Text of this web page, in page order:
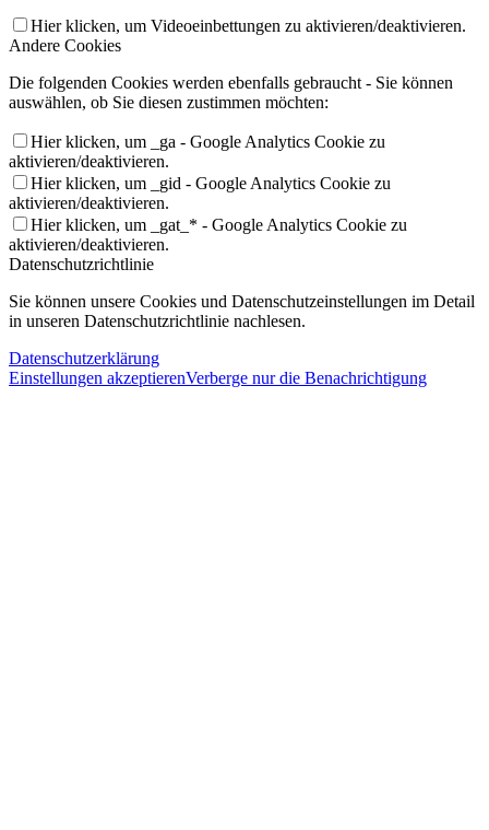
Hier klicken, um Videoeinbettungen zu aktivieren/deaktivieren.
Andere Cookies
Die folgenden Cookies werden ebenfalls gebraucht - Sie können
auswählen, ob Sie diesen zustimmen möchten:
Hier klicken, um _ga - Google Analytics Cookie zu
aktivieren/deaktivieren.
Hier klicken, um _gid - Google Analytics Cookie zu
aktivieren/deaktivieren.
Hier klicken, um _gat_* - Google Analytics Cookie zu
aktivieren/deaktivieren.
Datenschutzrichtlinie
Sie können unsere Cookies und Datenschutzeinstellungen im Detail
in unseren Datenschutzrichtlinie nachlesen.
Datenschutzerklärung
Einstellungen akzeptierenVerberge nur die Benachrichtigung